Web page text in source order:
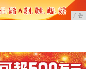
广告